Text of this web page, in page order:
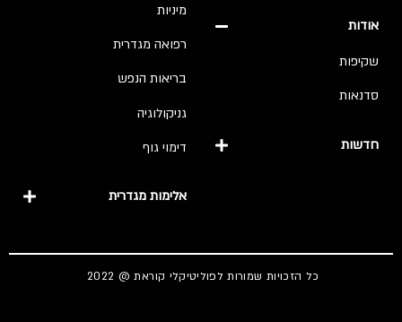
אודות
שקיפות
סדנאות
חדשות
מיניות
רפואה מגדרית
בריאות הנפש
גניקולוגיה
דימוי גוף
אלימות מגדרית
כל הזכויות שמורות לפוליטיקלי קוראת @ 2022